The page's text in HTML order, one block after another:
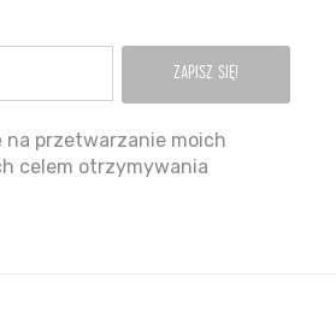
na przetwarzanie moich
celem otrzymywania